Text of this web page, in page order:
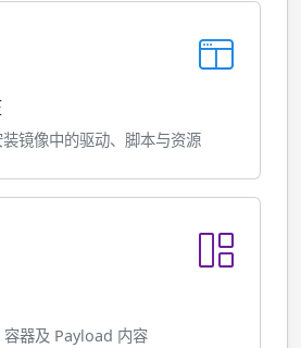
镜像中的驱动、脚本与资源
容器及 Payload 内容